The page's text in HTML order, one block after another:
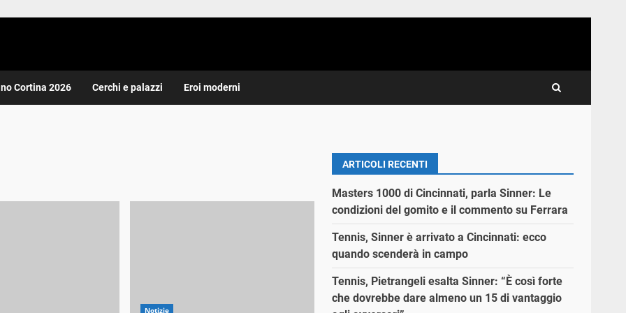
Cortina 2026 Cerchi e palazzi Eroi moderni
Notizie
ARTICOLI RECENTI
Masters 1000 di Cincinnati, parla Sinner: Le
condizioni del gomito e il commento su Ferrara
Tennis, Sinner è arrivato a Cincinnati: ecco
quando scenderà in campo
Tennis, Pietrangeli esalta Sinner: “È così forte
che dovrebbe dare almeno un 15 di vantaggio